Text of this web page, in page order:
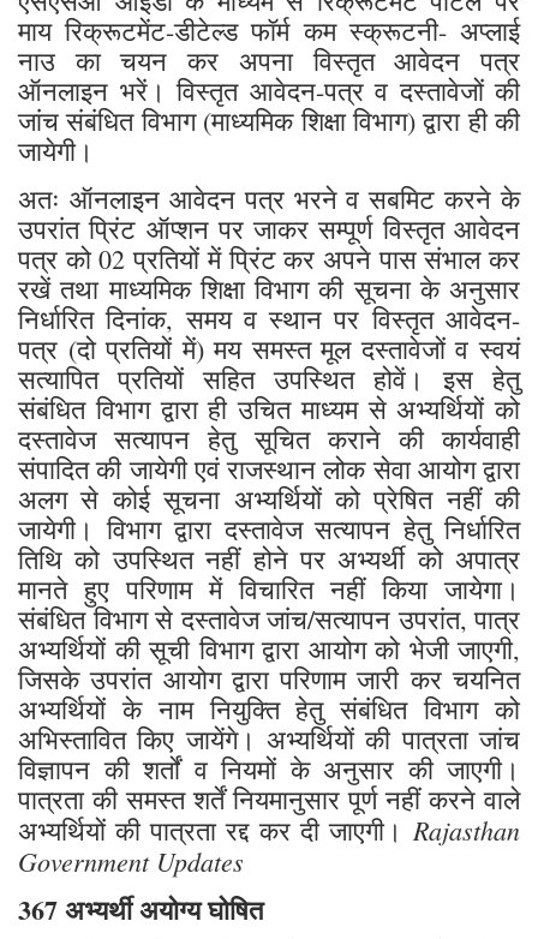
माय रिक्रूटमेंट-डीटेल्ड फॉर्म कम स्क्रूटनी- अप्लाई
नाउ का चयन कर अपना विस्तृत आवेदन पत्र
ऑनलाइन भरें। विस्तृत आवेदन-पत्र व दस्तावेजों की
जांच संबंधित विभाग (माध्यमिक शिक्षा विभाग) द्वारा ही की
जायेगी।
अतः ऑनलाइन आवेदन पत्र भरने व सबमिट करने के
उपरांत प्रिंट ऑप्शन पर जाकर सम्पूर्ण विस्तृत आवेदन
पत्र को 02 प्रतियों में प्रिंट कर अपने पास संभाल कर
रखें तथा माध्यमिक शिक्षा विभाग की सूचना के अनुसार
निर्धारित दिनांक, समय व स्थान पर विस्तृत आवेदन-
पत्र (दो प्रतियों में) मय समस्त मूल दस्तावेजों व स्वयं
सत्यापित प्रतियों सहित उपस्थित होवें। इस हेतु
संबंधित विभाग द्वारा ही उचित माध्यम से अभ्यर्थियों को
दस्तावेज सत्यापन हेतु सूचित कराने की कार्यवाही
संपादित की जायेगी एवं राजस्थान लोक सेवा आयोग द्वारा
अलग से कोई सूचना अभ्यर्थियों को प्रेषित नहीं की
जायेगी। विभाग द्वारा दस्तावेज सत्यापन हेतु निर्धारित
तिथि को उपस्थित नहीं होने पर अभ्यर्थी को अपात्र
मानते हुए परिणाम में विचारित नहीं किया जायेगा।
संबंधित विभाग से दस्तावेज जांच/सत्यापन उपरांत, पात्र
अभ्यर्थियों की सूची विभाग द्वारा आयोग को भेजी जाएगी,
जिसके उपरांत आयोग द्वारा परिणाम जारी कर चयनित
अभ्यर्थियों के नाम नियुक्ति हेतु संबंधित विभाग को
अभिस्तावित किए जायेंगे। अभ्यर्थियों की पात्रता जांच
विज्ञापन की शर्तों व नियमों के अनुसार की जाएगी।
पात्रता की समस्त शर्तें नियमानुसार पूर्ण नहीं करने वाले
अभ्यर्थियों की पात्रता रद्द कर दी जाएगी। Rajasthan
Government Updates
367 अभ्यर्थी अयोग्य घोषित